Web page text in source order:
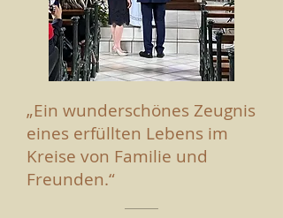
„Ein wunderschönes Zeugnis
eines erfüllten Lebens im
Kreise von Familie und
Freunden.“